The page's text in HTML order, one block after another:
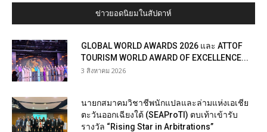
ข่าวยอดนิยมในสัปดาห์
GLOBAL WORLD AWARDS 2026 และ ATTOF
TOURISM WORLD AWARD OF EXCELLENCE...
3 สิงหาคม 2026
นายกสมาคมวิชาชีพนักแปลและล่ามแห่งเอเชีย
ตะวันออกเฉียงใต้ (SEAProTI) ตบเท้าเข้ารับ
รางวัล “Rising Star in Arbitrations”